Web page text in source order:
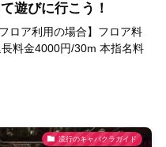
遊びに行こう！
ロア利用の場合】フロア料
料金4000円/30m 本指名料
流行のキャバクラガイド